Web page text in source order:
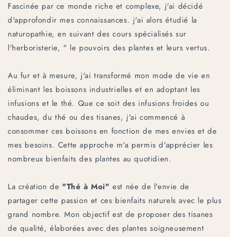
Fascinée par ce monde riche et complexe, j'ai décidé
d'approfondir mes connaissances. j'ai alors étudié la
naturopathie, en suivant des cours spécialisés sur
l'herboristerie, " le pouvoirs des plantes et leurs vertus.
Au fur et à mesure, j'ai transformé mon mode de vie en
éliminant les boissons industrielles et en adoptant les
infusions et le thé. Que ce soit des infusions froides ou
chaudes, du thé ou des tisanes, j'ai commencé à
consommer ces boissons en fonction de mes envies et de
mes besoins. Cette approche m'a permis d'apprécier les
nombreux bienfaits des plantes au quotidien.
La création de "Thé à Moi" est née de l'envie de
partager cette passion et ces bienfaits naturels avec le plus
grand nombre. Mon objectif est de proposer des tisanes
de qualité, élaborées avec des plantes soigneusement